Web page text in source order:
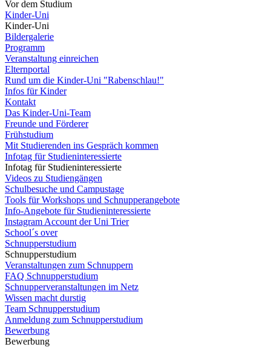
Vor dem Studium
Kinder-Uni
Kinder-Uni
Bildergalerie
Programm
Veranstaltung einreichen
Elternportal
Rund um die Kinder-Uni "Rabenschlau!"
Infos für Kinder
Kontakt
Das Kinder-Uni-Team
Freunde und Förderer
Frühstudium
Mit Studierenden ins Gespräch kommen
Infotag für Studieninteressierte
Infotag für Studieninteressierte
Videos zu Studiengängen
Schulbesuche und Campustage
Tools für Workshops und Schnupperangebote
Info-Angebote für Studieninteressierte
Instagram Account der Uni Trier
School´s over
Schnupperstudium
Schnupperstudium
Veranstaltungen zum Schnuppern
FAQ Schnupperstudium
Schnupperveranstaltungen im Netz
Wissen macht durstig
Team Schnupperstudium
Anmeldung zum Schnupperstudium
Bewerbung
Bewerbung